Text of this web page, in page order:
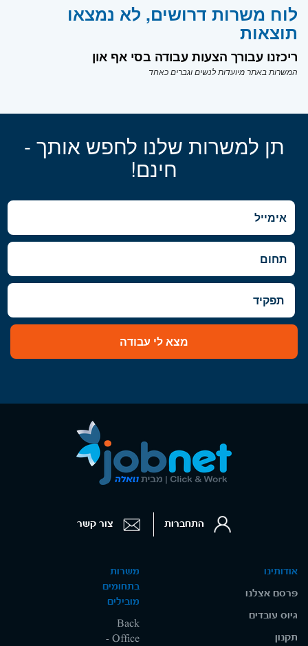
לוח משרות דרושים, לא נמצאו
תוצאות
ריכזנו עבורך הצעות עבודה בסי אף און
המשרות באתר מיועדות לנשים וגברים כאחד
תן למשרות שלנו לחפש אותך -
חינם!
מצא לי עבודה
אודותינו
פרסם אצלנו
גיוס עובדים
תקנון
משרות
בתחומים
מובילים
Back
Office -